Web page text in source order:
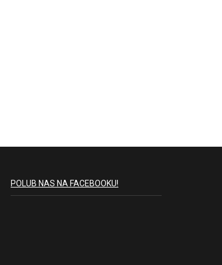
POLUB NAS NA FACEBOOKU!